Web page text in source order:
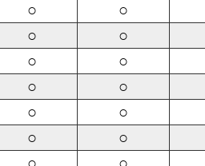
○ ○
○ ○
○ ○
○ ○
○ ○
○ ○